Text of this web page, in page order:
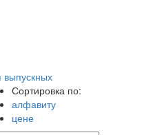
выпускных
Сортировка по:
алфавиту
цене